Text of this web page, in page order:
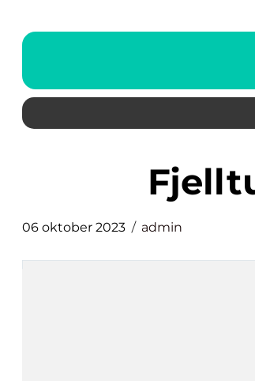
06 oktober 2023 admin